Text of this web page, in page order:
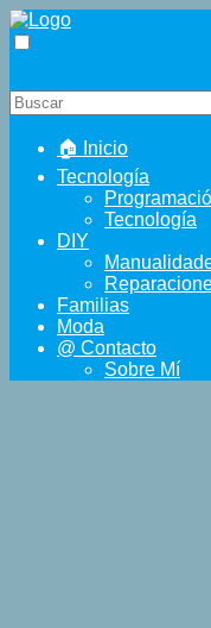
🏠 Inicio
Tecnología
Tecnología
DIY
Familias
Moda
@ Contacto
Sobre Mí